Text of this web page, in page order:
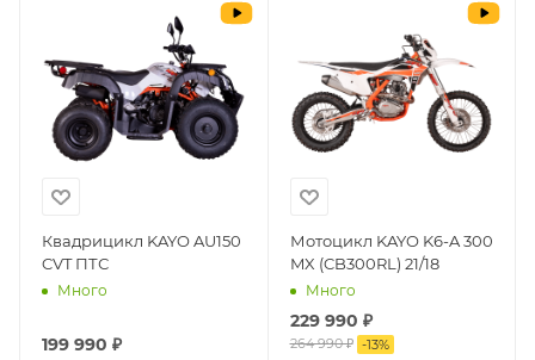
Квадрицикл KAYO AU150
CVT ПТС
Много
199 990 ₽
Мотоцикл KAYO K6-A 300
MX (CB300RL) 21/18
Много
229 990 ₽
264 990 ₽ -13%